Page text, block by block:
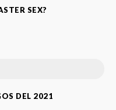
SEX?
DEL 2021